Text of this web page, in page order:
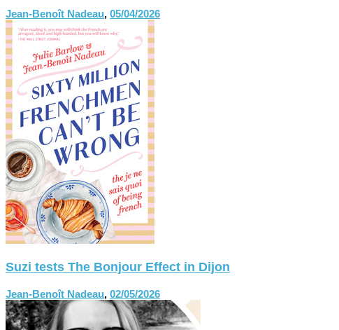
Jean-Benoît Nadeau, 05/04/2026
Suzi tests The Bonjour Effect in Dijon
Jean-Benoît Nadeau, 02/05/2026